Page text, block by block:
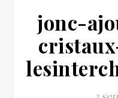
jonc-